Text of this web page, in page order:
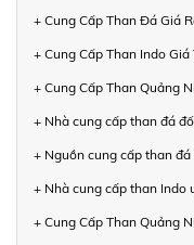
+ Cung Cấp Than Đá Giá
+ Cung Cấp Than Indo
+ Cung Cấp Than Quảng
+ Nhà cung cấp than đá
+ Nguồn cung cấp than
+ Nhà cung cấp than Indo
+ Cung Cấp Than Quảng